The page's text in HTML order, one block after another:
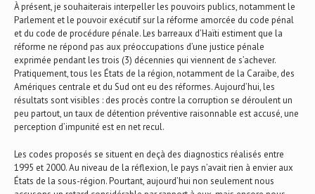
À présent, je souhaiterais interpeller les pouvoirs publics, notamment le
Parlement et le pouvoir exécutif sur la réforme amorcée du code pénal
et du code de procédure pénale. Les barreaux d’Haïti estiment que la
réforme ne répond pas aux préoccupations d’une justice pénale
exprimée pendant les trois (3) décennies qui viennent de s’achever.
Pratiquement, tous les États de la région, notamment de la Caraïbe, des
Amériques centrale et du Sud ont eu des réformes. Aujourd’hui, les
résultats sont visibles : des procès contre la corruption se déroulent un
peu partout, un taux de détention préventive raisonnable est accusé, une
perception d’impunité est en net recul.
Les codes proposés se situent en deçà des diagnostics réalisés entre
1995 et 2000. Au niveau de la réflexion, le pays n’avait rien à envier aux
États de la sous-région. Pourtant, aujourd’hui non seulement nous